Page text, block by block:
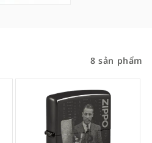
8 sản phẩm